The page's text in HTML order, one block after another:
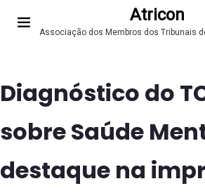
Atricon
Associação dos Membros dos Tribunais
Diagnóstico do
sobre Saúde
destaque na